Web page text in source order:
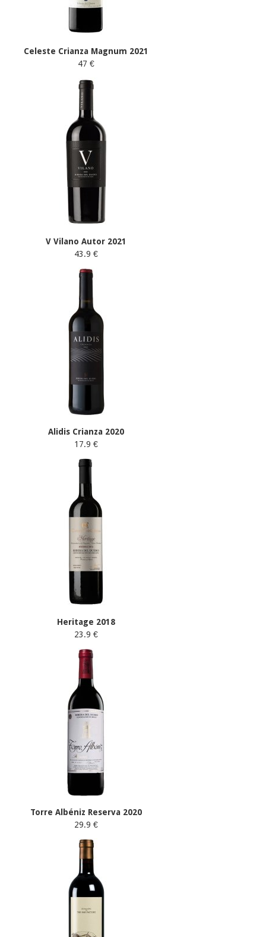
Celeste Crianza Magnum 2021
47 €
V Vilano Autor 2021
43.9 €
Alidis Crianza 2020
17.9 €
Heritage 2018
23.9 €
Torre Albéniz Reserva 2020
29.9 €